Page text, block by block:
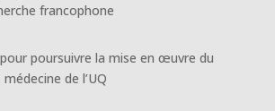
francophone
poursuivre la mise en œuvre du
de l’UQ